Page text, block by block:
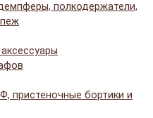
полкодержатели,
пристеночные бортики и